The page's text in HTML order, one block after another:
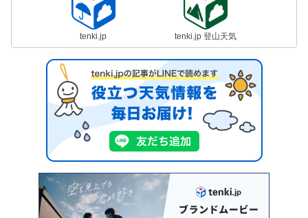
tenki.jp tenki.jp 登山天気